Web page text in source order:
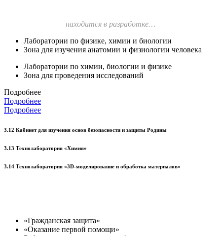
находится в разработке…
Лаборатории по физике, химии и биологии
Зона для изучения анатомии и физиологии человека
Лаборатории по химии, биологии и физике
Зона для проведения исследований
Подробнее
Подробнее
Подробнее
3.12 Кабинет для изучения основ безопасности и защиты Родины
3.13 Технолаборатория «Химия»
3.14 Технолаборатория «3D-моделирование и обработка материалов»
«Гражданская защита»
«Оказание первой помощи»